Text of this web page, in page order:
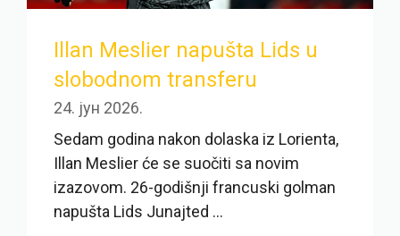
Illan Meslier napušta Lids u
slobodnom transferu
24. јун 2026.
Sedam godina nakon dolaska iz Lorienta,
Illan Meslier će se suočiti sa novim
izazovom. 26-godišnji francuski golman
napušta Lids Junajted ...